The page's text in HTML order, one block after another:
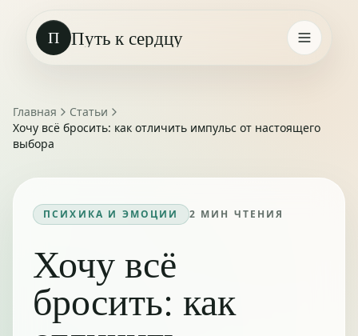
П Путь к сердцу
Главная
Статьи
Хочу всё бросить: как отличить импульс от настоящего
выбора
ПСИХИКА И ЭМОЦИИ 2 МИН ЧТЕНИЯ
Хочу всё
бросить: как